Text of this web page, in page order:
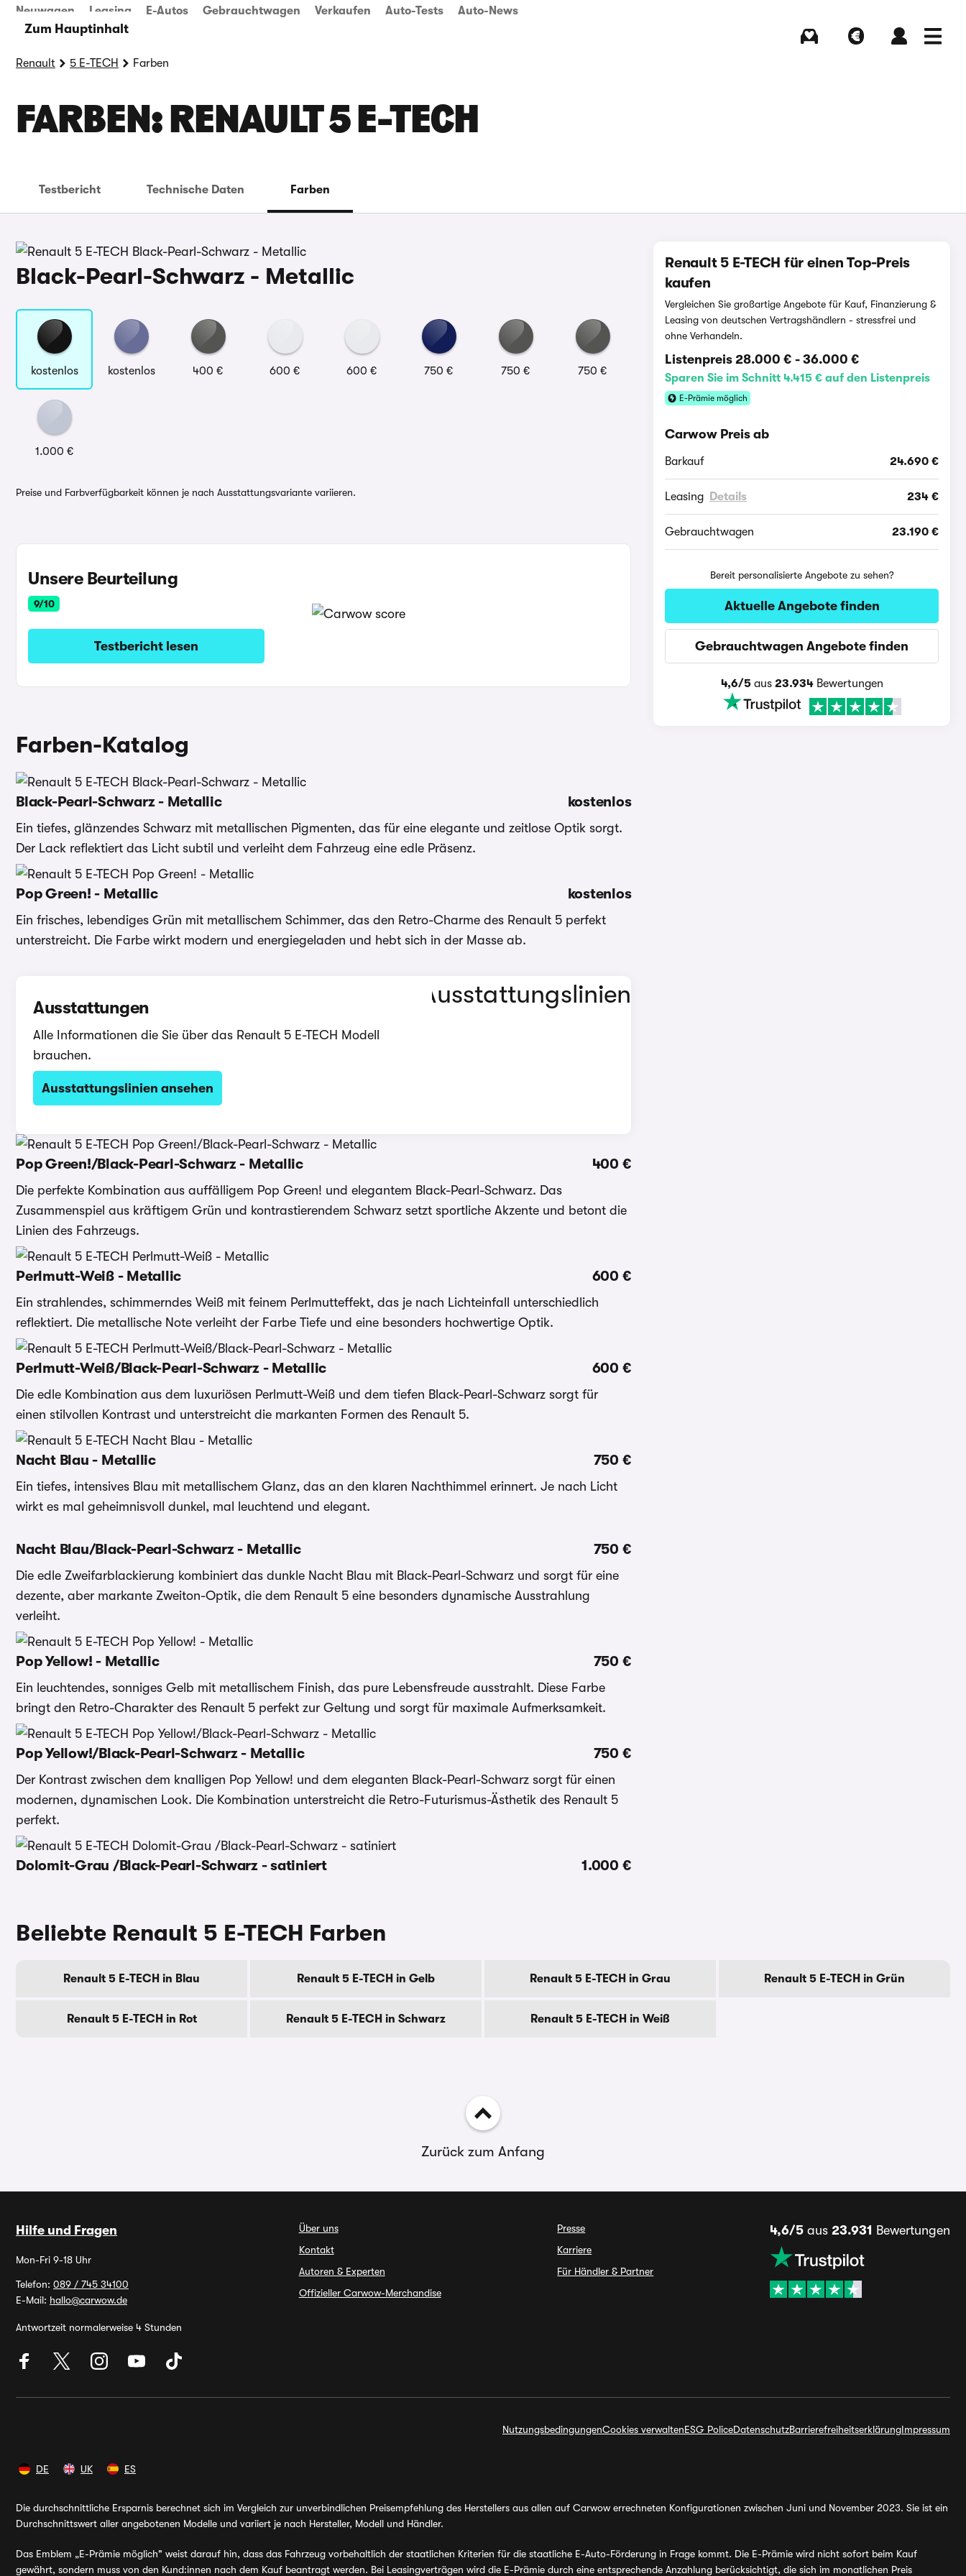
Zum Hauptinhalt
Neuwagen Leasing E-Autos Gebrauchtwagen Verkaufen Auto-Tests Auto-News
Renault 5 E-TECH Farben
FARBEN: RENAULT 5 E-TECH
Testbericht Technische Daten Farben
Black-Pearl-Schwarz - Metallic
kostenlos kostenlos 400 € 600 € 600 € 750 € 750 € 750 €
1.000 €
Preise und Farbverfügbarkeit können je nach Ausstattungsvariante variieren.
Unsere Beurteilung
9/10
Testbericht lesen
Farben-Katalog
Black-Pearl-Schwarz - Metallic kostenlos
Ein tiefes, glänzendes Schwarz mit metallischen Pigmenten, das für eine elegante und zeitlose Optik sorgt.
Der Lack reflektiert das Licht subtil und verleiht dem Fahrzeug eine edle Präsenz.
Pop Green! - Metallic kostenlos
Ein frisches, lebendiges Grün mit metallischem Schimmer, das den Retro-Charme des Renault 5 perfekt
unterstreicht. Die Farbe wirkt modern und energiegeladen und hebt sich in der Masse ab.
Ausstattungen
Alle Informationen die Sie über das Renault 5 E-TECH Modell
brauchen.
Ausstattungslinien ansehen
Pop Green!/Black-Pearl-Schwarz - Metallic 400 €
Die perfekte Kombination aus auffälligem Pop Green! und elegantem Black-Pearl-Schwarz. Das
Zusammenspiel aus kräftigem Grün und kontrastierendem Schwarz setzt sportliche Akzente und betont die
Linien des Fahrzeugs.
Perlmutt-Weiß - Metallic 600 €
Ein strahlendes, schimmerndes Weiß mit feinem Perlmutteffekt, das je nach Lichteinfall unterschiedlich
reflektiert. Die metallische Note verleiht der Farbe Tiefe und eine besonders hochwertige Optik.
Perlmutt-Weiß/Black-Pearl-Schwarz - Metallic 600 €
Die edle Kombination aus dem luxuriösen Perlmutt-Weiß und dem tiefen Black-Pearl-Schwarz sorgt für
einen stilvollen Kontrast und unterstreicht die markanten Formen des Renault 5.
Nacht Blau - Metallic 750 €
Ein tiefes, intensives Blau mit metallischem Glanz, das an den klaren Nachthimmel erinnert. Je nach Licht
wirkt es mal geheimnisvoll dunkel, mal leuchtend und elegant.
Nacht Blau/Black-Pearl-Schwarz - Metallic 750 €
Die edle Zweifarblackierung kombiniert das dunkle Nacht Blau mit Black-Pearl-Schwarz und sorgt für eine
dezente, aber markante Zweiton-Optik, die dem Renault 5 eine besonders dynamische Ausstrahlung
verleiht.
Pop Yellow! - Metallic 750 €
Ein leuchtendes, sonniges Gelb mit metallischem Finish, das pure Lebensfreude ausstrahlt. Diese Farbe
bringt den Retro-Charakter des Renault 5 perfekt zur Geltung und sorgt für maximale Aufmerksamkeit.
Pop Yellow!/Black-Pearl-Schwarz - Metallic 750 €
Der Kontrast zwischen dem knalligen Pop Yellow! und dem eleganten Black-Pearl-Schwarz sorgt für einen
modernen, dynamischen Look. Die Kombination unterstreicht die Retro-Futurismus-Ästhetik des Renault 5
perfekt.
Dolomit-Grau /Black-Pearl-Schwarz - satiniert 1.000 €
Renault 5 E-TECH für einen Top-Preis
kaufen
Vergleichen Sie großartige Angebote für Kauf, Finanzierung &
Leasing von deutschen Vertragshändlern - stressfrei und
ohne Verhandeln.
Listenpreis28.000 € -36.000 €
Sparen Sie im Schnitt 4.415 € auf den Listenpreis
E-Prämie möglich
Carwow Preis ab
Barkauf 24.690 €
Leasing Details 234 €
Gebrauchtwagen 23.190 €
Bereit personalisierte Angebote zu sehen?
Aktuelle Angebote finden
Gebrauchtwagen Angebote finden
4,6/5aus 23.934Bewertungen
Beliebte Renault 5 E-TECH Farben
Renault 5 E-TECH in Blau Renault 5 E-TECH in Gelb Renault 5 E-TECH in Grau Renault 5 E-TECH in Grün
Renault 5 E-TECH in Rot Renault 5 E-TECH in Schwarz Renault 5 E-TECH in Weiß
Zurück zum Anfang
Hilfe und Fragen
Mon-Fri 9-18 Uhr
Telefon: 089 / 745 34100
E-Mail: hallo@carwow.de
Antwortzeit normalerweise 4 Stunden
Über uns
Kontakt
Autoren & Experten
Offizieller Carwow-Merchandise
Presse
Karriere
Für Händler & Partner
4,6/5aus 23.931 Bewertungen
NutzungsbedingungenCookies verwaltenESG PoliceDatenschutzBarrierefreiheitserklärungImpressum
DE UK ES
Die durchschnittliche Ersparnis berechnet sich im Vergleich zur unverbindlichen Preisempfehlung des Herstellers aus allen auf Carwow errechneten Konfigurationen zwischen Juni und November 2023. Sie ist ein
Durchschnittswert aller angebotenen Modelle und variiert je nach Hersteller, Modell und Händler.
Das Emblem „E-Prämie möglich" weist darauf hin, dass das Fahrzeug vorbehaltlich der staatlichen Kriterien für die staatliche E-Auto-Förderung in Frage kommt. Die E-Prämie wird nicht sofort beim Kauf
gewährt, sondern muss von den Kund:innen nach dem Kauf beantragt werden. Bei Leasingverträgen wird die E-Prämie durch eine entsprechende Anzahlung berücksichtigt, die sich im monatlichen Preis